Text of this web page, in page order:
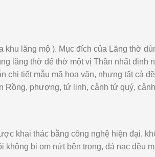
lăng mộ ). Mục đích của Lăng thờ
lăng thờ để thờ một vị Thần nhất định
chi tiết mẫu mã hoa văn, nhưng tất cả
Rồng, phượng, tứ linh, cảnh tứ quý,
khai thác bằng công nghệ hiện đại,
không bị om nứt bên trong, đá nạc đều